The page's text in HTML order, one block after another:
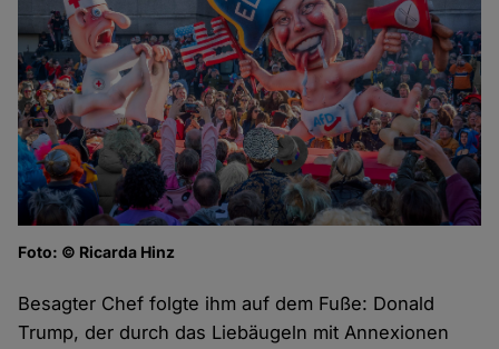
Foto: © Ricarda Hinz
Besagter Chef folgte ihm auf dem Fuße: Donald
Trump, der durch das Liebäugeln mit Annexionen